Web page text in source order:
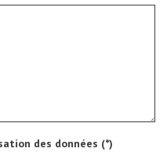
des données (*)